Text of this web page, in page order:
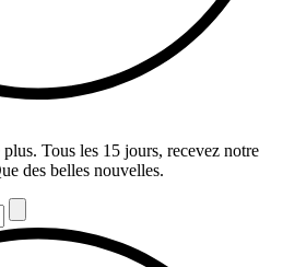
Tous les 15 jours, recevez notre
des belles nouvelles.